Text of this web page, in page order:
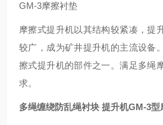
GM-3摩擦衬垫
摩擦式提升机以其结构较紧凑，提
较广，成为矿井提升机的主流设备
擦式提升机的部件之一。满足多绳
求。
多绳缠绕防乱绳衬块 提升机GM-3型